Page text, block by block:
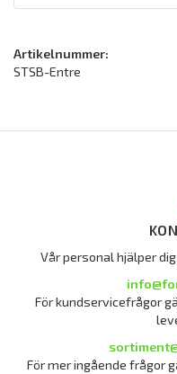
Artikelnummer:
STSB-Entre
Vår personal hjälper
För kundservicefrågor
För mer ingående frågor